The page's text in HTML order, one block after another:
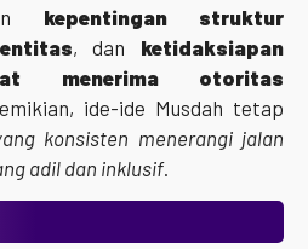
kepentingan struktur
, dan ketidaksiapan
menerima otoritas
ide-ide Musdah tetap
konsisten menerangi jalan
adil dan inklusif.